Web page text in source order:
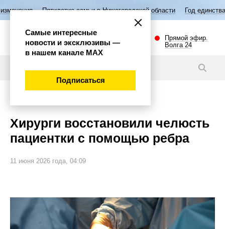
семьи в Нижегородской области Год единства народов России
Прямой эфир.
Волга 24
Хирурги восстановили челюсть
пациентки с помощью ребра
11 июня 2026 года, 04:09
Самые интересные
новости и эксклюзивы —
в нашем канале МАХ
Подписаться